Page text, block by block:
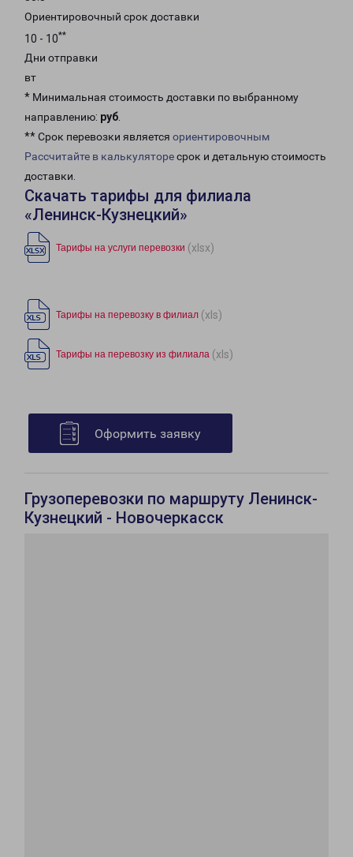
Ориентировочный срок доставки
10 - 10**
Дни отправки
вт
* Минимальная стоимость доставки по выбранному
направлению: руб.
** Срок перевозки является ориентировочным
Рассчитайте в калькуляторесрок и детальную стоимость
доставки.
Скачать тарифы для филиала
«Ленинск-Кузнецкий»
Тарифы на услуги перевозки (xlsx)
Тарифы на перевозку в филиал (xls)
Тарифы на перевозку из филиала (xls)
Оформить заявку
Грузоперевозки по маршруту Ленинск-
Кузнецкий - Новочеркасск